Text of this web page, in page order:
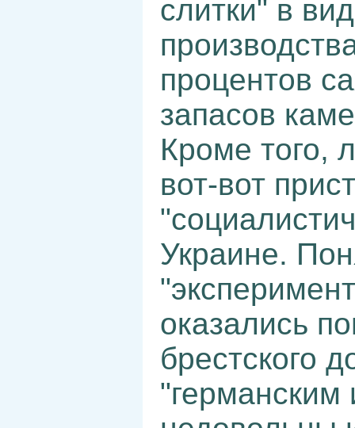
слитки" в
процентов
запасов
Кроме того,
вот-вот
Украине.
оказались
брестского